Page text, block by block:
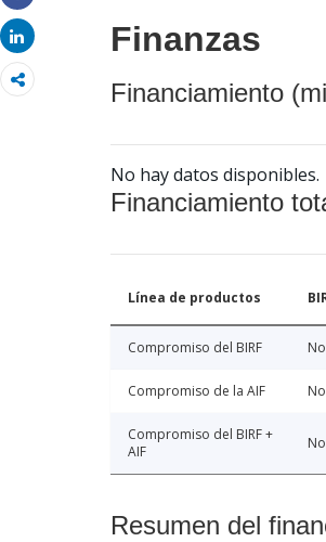
Share
Share
Finanzas
Financiamiento
No hay datos disponibles.
Financiamiento
Línea de productos
Compromiso del BIRF
Compromiso de la AIF
Compromiso del BIRF +
AIF
Resumen del